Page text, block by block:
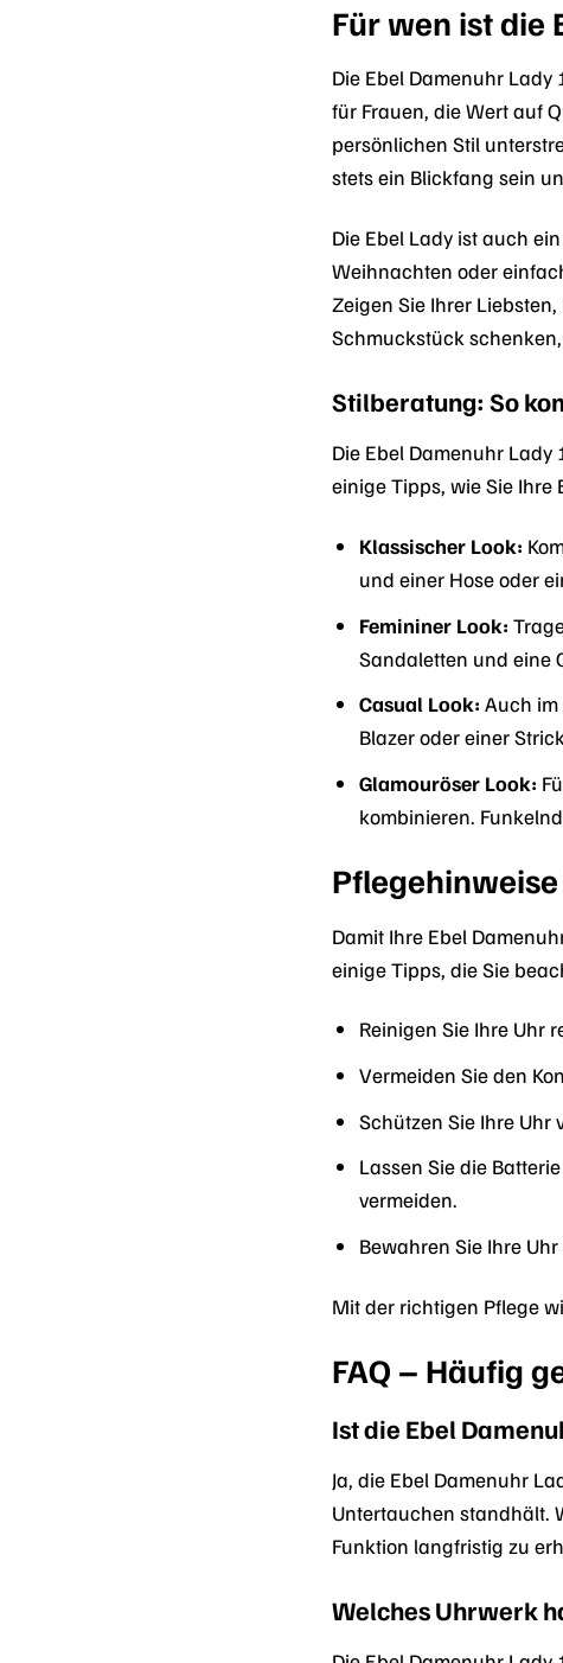
Für wen ist die
Die Ebel Damenuhr
für Frauen, die Wert auf
persönlichen Stil
stets ein Blickfang sein
Die Ebel Lady ist auch
Weihnachten oder
Zeigen Sie Ihrer
Schmuckstück
Stilberatung: So
Die Ebel Damenuhr
einige Tipps, wie Sie
Klassischer Look:
und einer Hose oder
Femininer Look:
Sandaletten und eine
Casual Look: Auch im
Blazer oder einer
Glamouröser Look:
kombinieren.
Damit Ihre Ebel
einige Tipps, die Sie
Reinigen Sie Ihre Uhr
Vermeiden Sie den
Schützen Sie Ihre Uhr
Lassen Sie die
vermeiden.
Bewahren Sie Ihre
Mit der richtigen Pflege
FAQ – Häufig
Ist die Ebel
Ja, die Ebel Damenuhr
Untertauchen standhält.
Funktion langfristig zu
Welches Uhrwerk